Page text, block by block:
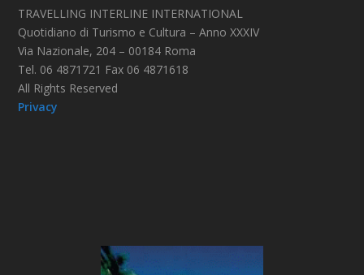
TRAVELLING INTERLINE INTERNATIONAL
Quotidiano di Turismo e Cultura – Anno XXXIV
Via Nazionale, 204 – 00184 Roma
Tel. 06 4871721 Fax 06 4871618
All Rights Reserved
Privacy